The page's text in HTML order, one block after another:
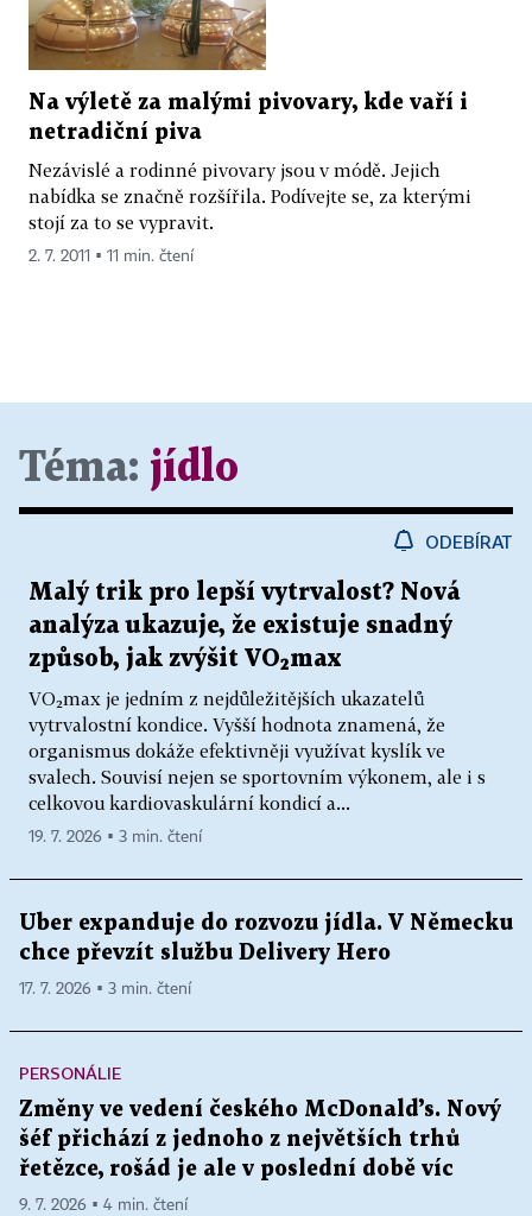
Na výletě za malými pivovary, kde vaří i
netradiční piva
Nezávislé a rodinné pivovary jsou v módě. Jejich
nabídka se značně rozšířila. Podívejte se, za kterými
stojí za to se vypravit.
2. 7. 2011 ▪ 11 min. čtení
Téma: jídlo
ODEBÍRAT
Malý trik pro lepší vytrvalost? Nová
analýza ukazuje, že existuje snadný
způsob, jak zvýšit VO₂max
VO₂max je jedním z nejdůležitějších ukazatelů
vytrvalostní kondice. Vyšší hodnota znamená, že
organismus dokáže efektivněji využívat kyslík ve
svalech. Souvisí nejen se sportovním výkonem, ale i s
celkovou kardiovaskulární kondicí a...
19. 7. 2026 ▪ 3 min. čtení
Uber expanduje do rozvozu jídla. V Německu
chce převzít službu Delivery Hero
17. 7. 2026 ▪ 3 min. čtení
PERSONÁLIE
Změny ve vedení českého McDonald’s. Nový
šéf přichází z jednoho z největších trhů
řetězce, rošád je ale v poslední době víc
9. 7. 2026 ▪ 4 min. čtení